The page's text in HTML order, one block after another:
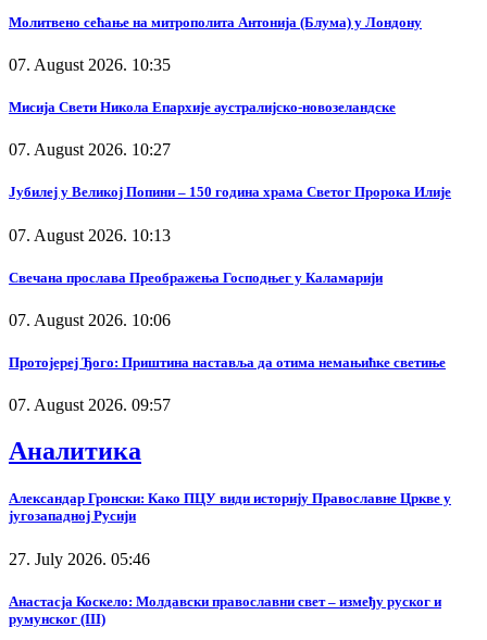
Молитвено сећање на митрополита Антонија (Блума) у Лондону
07. August 2026. 10:35
Мисија Свети Никола Епархије аустралијско-новозеландске
07. August 2026. 10:27
Јубилеј у Великој Попини – 150 година храма Светог Пророка Илије
07. August 2026. 10:13
Свечана прослава Преображења Господњег у Каламарији
07. August 2026. 10:06
Протојереј Ђого: Приштина наставља да отима немањићке светиње
07. August 2026. 09:57
Аналитика
Александар Гронски: Како ПЦУ види историју Православне Цркве у
југозападној Русији
27. July 2026. 05:46
Анастасја Коскело: Молдавски православни свет – између руског и
румунског (III)